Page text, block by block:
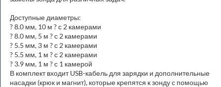
Доступные диаметры:
? 8.0 мм, 10 м ? с 2 камерами
? 8.0 мм, 5 м ? с 2 камерами
? 5.5 мм, 3 м ? с 2 камерами
? 5.5 мм, 1 м ? с 2 камерами
? 3.9 мм, 1 м ? с 1 камерой
В комплект входит USB-кабель для зарядки и дополнительные
насадки (крюк и магнит), которые крепятся к зонду с помощью